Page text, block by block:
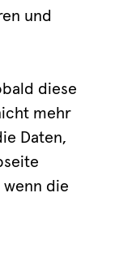
und
diese
mehr
Daten,
die